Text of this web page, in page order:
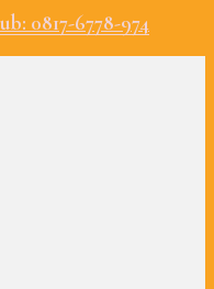
0817-6778-974